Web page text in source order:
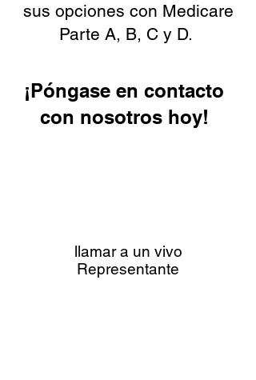
sus opciones con Medicare
Parte A, B, C y D.
¡Póngase en contacto
con nosotros hoy!
llamar a un vivo
Representante